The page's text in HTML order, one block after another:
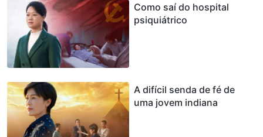
Como saí do hospital
psiquiátrico
A difícil senda de fé de
uma jovem indiana